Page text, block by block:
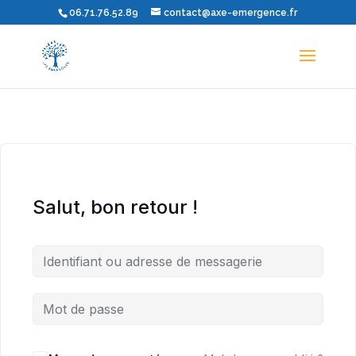
06.71.76.52.89 contact@axe-emergence.fr
Salut, bon retour !